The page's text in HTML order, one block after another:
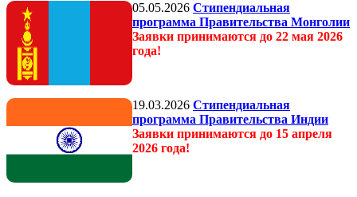
05.05.2026 Стипендиальная
программа Правительства Монголии
Заявки принимаются до 22 мая 2026
года!
19.03.2026 Стипендиальная
программа Правительства Индии
Заявки принимаются до 15 апреля
2026 года!